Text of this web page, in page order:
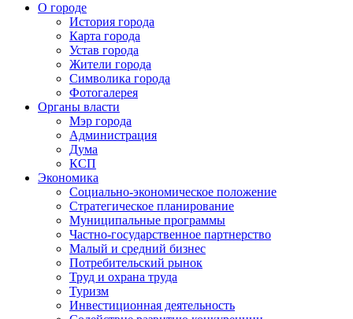
О городе
История города
Карта города
Устав города
Жители города
Символика города
Фотогалерея
Органы власти
Мэр города
Администрация
Дума
КСП
Экономика
Социально-экономическое положение
Стратегическое планирование
Муниципальные программы
Частно-государственное партнерство
Малый и средний бизнес
Потребительский рынок
Труд и охрана труда
Туризм
Инвестиционная деятельность